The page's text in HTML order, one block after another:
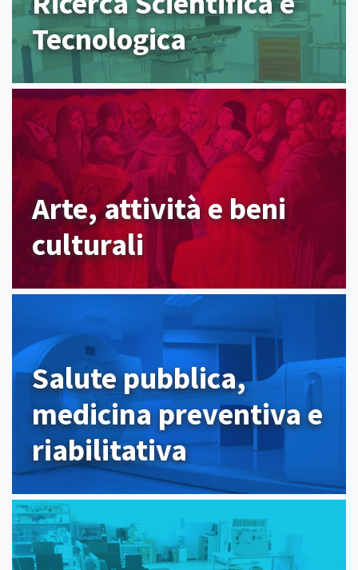
Tecnologica
Arte, attività e beni
culturali
Salute pubblica,
medicina preventiva e
riabilitativa